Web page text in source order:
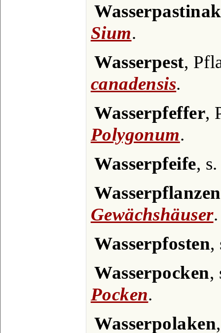
Sium.
Wasserpest,
canadensis.
Wasserpfeffer,
Polygonum.
Wasserpfeife,
Gewächshäuser.
Wasserpfosten,
Wasserpocken,
Pocken.
Wasserpolaken